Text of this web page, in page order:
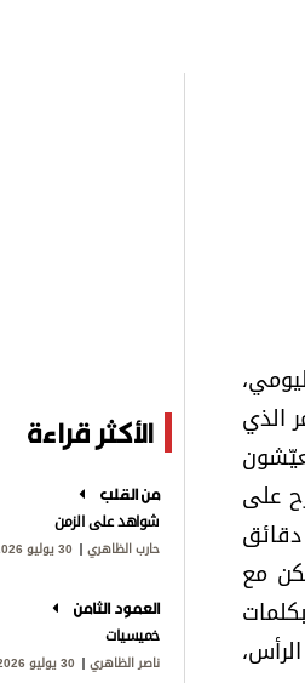
الذي
على
مع
الأكثر قراءة
من القلب
شواهد على الزمن
حارب الظاهري 30 يوليو 2026
العمود الثامن
خميسيات
ناصر الظاهري 30 يوليو 2026